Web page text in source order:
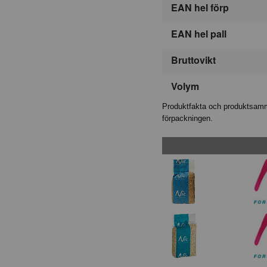
EAN hel förp
EAN hel pall
Bruttovikt
Volym
Produktfakta och
förpackningen.